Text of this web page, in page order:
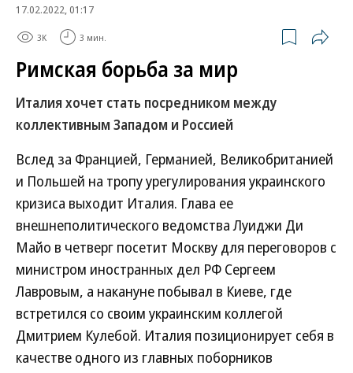
17.02.2022, 01:17
3K 3 мин.
Римская борьба за мир
Италия хочет стать посредником между
коллективным Западом и Россией
Вслед за Францией, Германией, Великобританией
и Польшей на тропу урегулирования украинского
кризиса выходит Италия. Глава ее
внешнеполитического ведомства Луиджи Ди
Майо в четверг посетит Москву для переговоров с
министром иностранных дел РФ Сергеем
Лавровым, а накануне побывал в Киеве, где
встретился со своим украинским коллегой
Дмитрием Кулебой. Италия позиционирует себя в
качестве одного из главных поборников